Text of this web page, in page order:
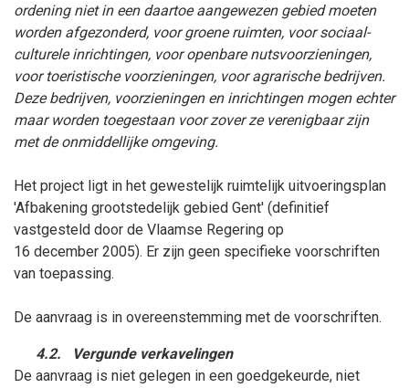
ordening niet in een daartoe aangewezen gebied moeten
worden afgezonderd, voor groene ruimten, voor sociaal-
culturele inrichtingen, voor openbare nutsvoorzieningen,
voor toeristische voorzieningen, voor agrarische bedrijven.
Deze bedrijven, voorzieningen en inrichtingen mogen echter
maar worden toegestaan voor zover ze verenigbaar zijn
met de onmiddellijke omgeving.
Het project ligt in het gewestelijk ruimtelijk uitvoeringsplan
'Afbakening grootstedelijk gebied Gent' (definitief
vastgesteld door de Vlaamse Regering op
16 december 2005). Er zijn geen specifieke voorschriften
van toepassing.
De aanvraag is in overeenstemming met de voorschriften.
4.2.
Vergunde verkavelingen
De aanvraag is niet gelegen in een goedgekeurde, niet